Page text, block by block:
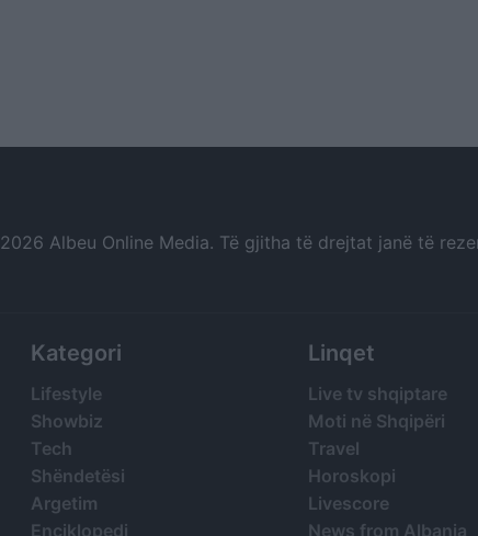
2026 Albeu Online Media. Të gjitha të drejtat janë të
Kategori
Lifestyle
Showbiz
Tech
Shëndetësi
Argetim
Enciklopedi
Linqet
Live tv shqiptare
Moti në Shqipëri
Travel
Horoskopi
Livescore
News from Albania